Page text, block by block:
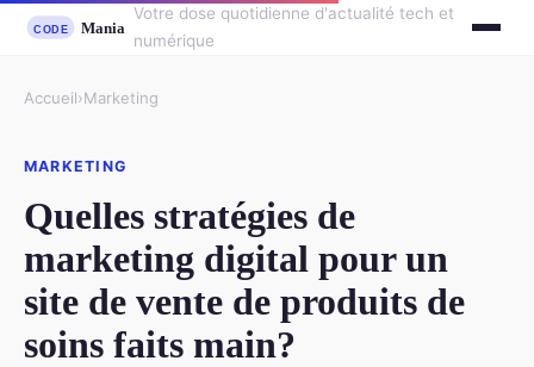
Votre dose quotidienne d'actualité tech et
numérique
Accueil›Marketing
MARKETING
Quelles stratégies de
marketing digital pour un
site de vente de produits de
soins faits main?